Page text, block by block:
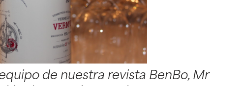
de nuestra revista BenBo, Mr